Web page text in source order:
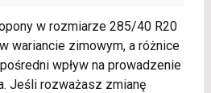
w rozmiarze 285/40 R20
wariancie zimowym, a różnice
wpływ na prowadzenie
Jeśli rozważasz zmianę